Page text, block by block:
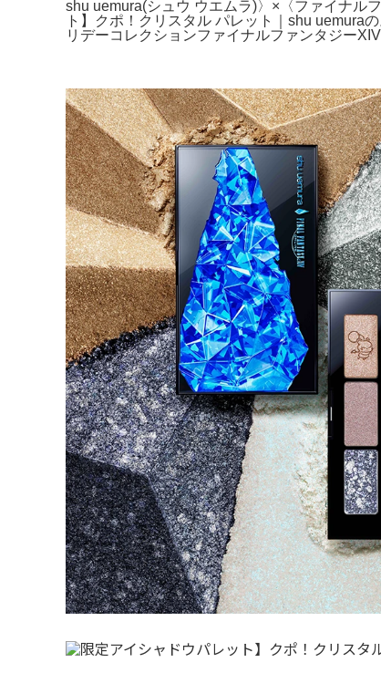
shu uemura(シュウ ウエムラ)〉×〈ファイナル
ト】クポ！クリスタル パレット｜shu uemura
リデーコレクションファイナルファンタジー